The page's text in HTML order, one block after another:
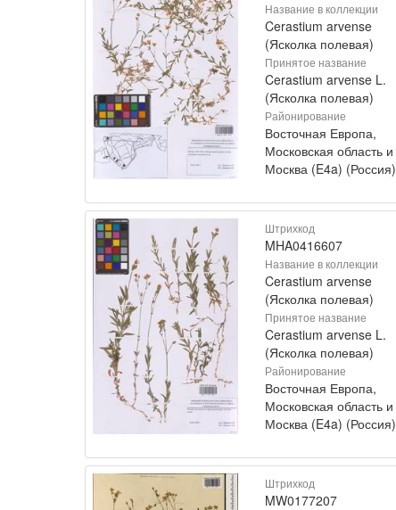
Название в коллекции
Cerastium arvense
(Ясколка полевая)
Принятое название
Cerastium arvense L.
(Ясколка полевая)
Районирование
Восточная Европа,
Московская область и
Москва (E4a) (Россия)
Штрихкод
MHA0416607
Название в коллекции
Cerastium arvense
(Ясколка полевая)
Принятое название
Cerastium arvense L.
(Ясколка полевая)
Районирование
Восточная Европа,
Московская область и
Москва (E4a) (Россия)
Штрихкод
MW0177207